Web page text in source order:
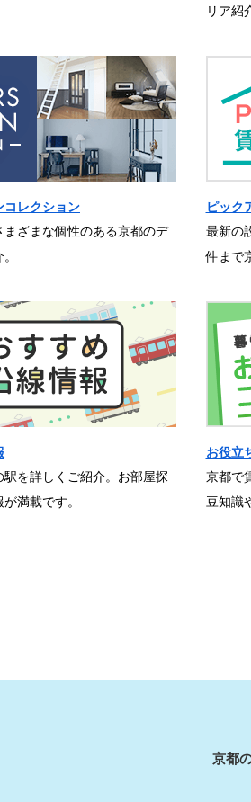
リア紹
コレクション
ざまな個性のある京都のデ
ピック
最新の
件まで
を詳しくご紹介。お部屋探
満載です。
お役立
京都で
豆知識
京都